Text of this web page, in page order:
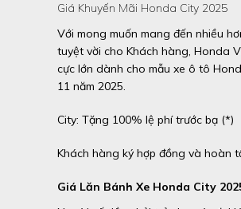
Giá Khuyến Mãi Honda City 2025
Với mong muốn mang đến nhiều
tuyệt vời cho Khách hàng, Honda
cực lớn dành cho mẫu xe ô tô
11 năm 2025.
City: Tặng 100% lệ phí trước bạ (*)
Khách hàng ký hợp đồng và hoàn
Giá Lăn Bánh Xe Honda City